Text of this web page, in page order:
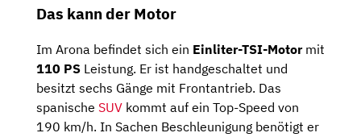
Das kann der Motor
Im Arona befindet sich ein Einliter-TSI-Motormit
110 PS Leistung. Er ist handgeschaltet und
besitzt sechs Gänge mit Frontantrieb. Das
spanische SUV kommt auf ein Top-Speed von
190 km/h. In Sachen Beschleunigung benötigt er